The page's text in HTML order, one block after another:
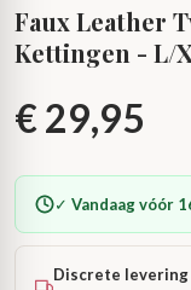
Faux Leather
Kettingen - L/
€29,95
✓ Vandaag vóór
Discrete levering